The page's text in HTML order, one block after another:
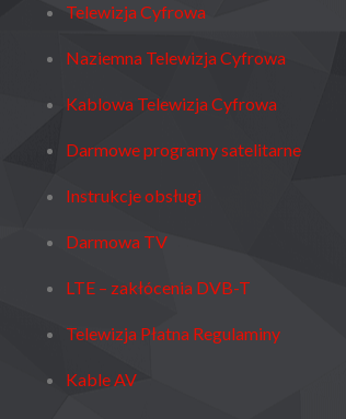
Telewizja Cyfrowa
Naziemna Telewizja Cyfrowa
Kablowa Telewizja Cyfrowa
Darmowe programy satelitarne
Instrukcje obsługi
Darmowa TV
LTE – zakłócenia DVB-T
Telewizja Płatna Regulaminy
Kable AV